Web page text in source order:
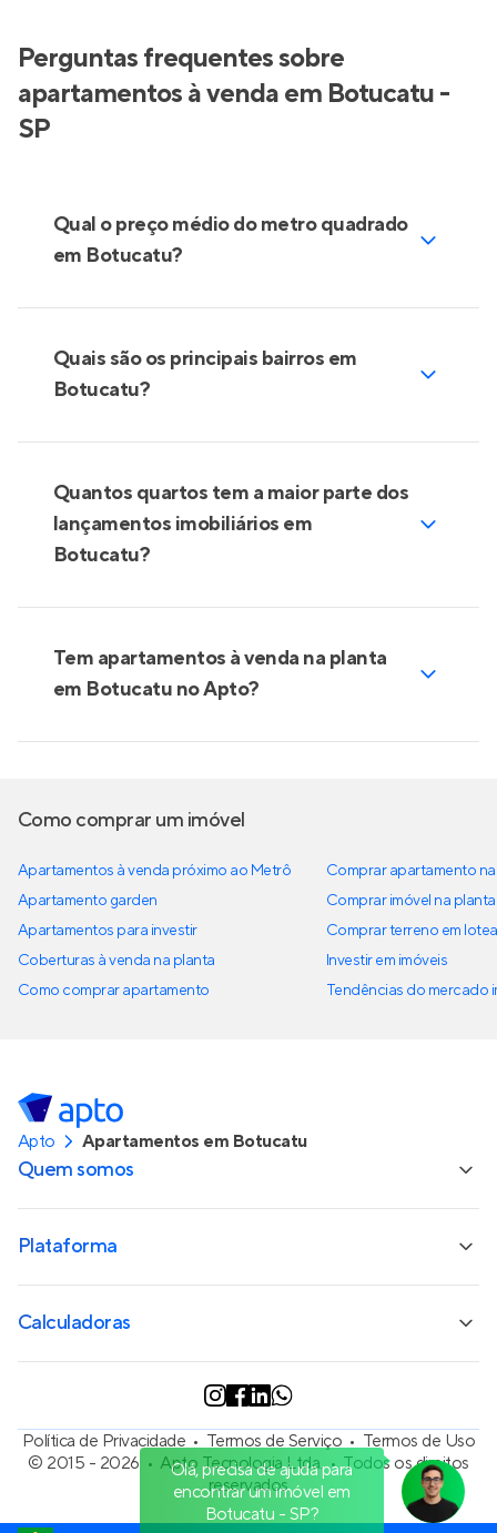
Perguntas frequentes sobre
apartamentos à venda em Botucatu -
SP
Qual o preço médio do metro quadrado
em Botucatu?
Quais são os principais bairros em
Botucatu?
Quantos quartos tem a maior parte dos
lançamentos imobiliários em
Botucatu?
Tem apartamentos à venda na planta
em Botucatu no Apto?
Olá, precisa de ajuda para
encontrar um imóvel em
Botucatu - SP?
Como comprar um imóvel
Apartamentos à venda próximo ao Metrô
Apartamento garden
Apartamentos para investir
Coberturas à venda na planta
Como comprar apartamento
Comprar apartamento
Comprar imóvel na planta
Comprar terreno em
Investir em imóveis
Tendências do mercado
Apto Apartamentos em Botucatu
Quem somos
Plataforma
Calculadoras
Política de Privacidade Termos de Serviço
Termos de Uso
© 2015 - 2026
Apto Tecnologia Ltda.
Todos os direitos
reservados